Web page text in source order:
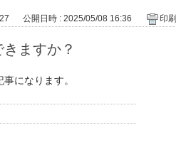
公開日時 : 2025/05/08 16:36 印刷
ますか？
になります。